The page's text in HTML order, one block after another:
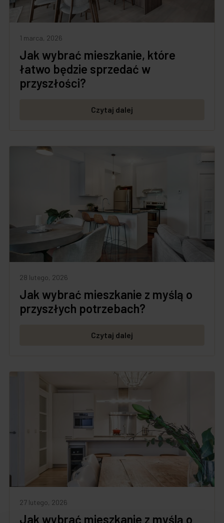
1 marca, 2026
Jak wybrać mieszkanie, które
łatwo będzie sprzedać w
przyszłości?
Czytaj dalej
28 lutego, 2026
Jak wybrać mieszkanie z myślą o
przyszłych potrzebach?
Czytaj dalej
27 lutego, 2026
Jak wybrać mieszkanie z myślą o